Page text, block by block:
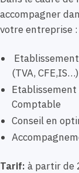
accompagner
votre entreprise :
(TVA, CFE,IS…)
Comptable
Conseil en
Tarif: à partir de